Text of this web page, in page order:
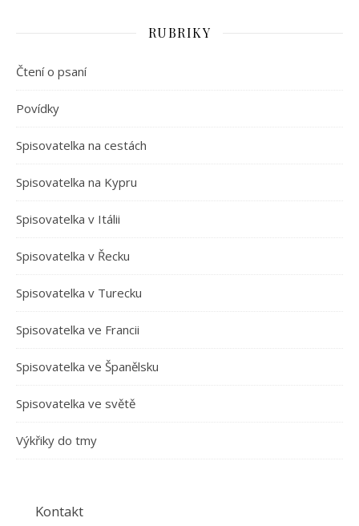
RUBRIKY
Čtení o psaní
Povídky
Spisovatelka na cestách
Spisovatelka na Kypru
Spisovatelka v Itálii
Spisovatelka v Řecku
Spisovatelka v Turecku
Spisovatelka ve Francii
Spisovatelka ve Španělsku
Spisovatelka ve světě
Výkřiky do tmy
Kontakt